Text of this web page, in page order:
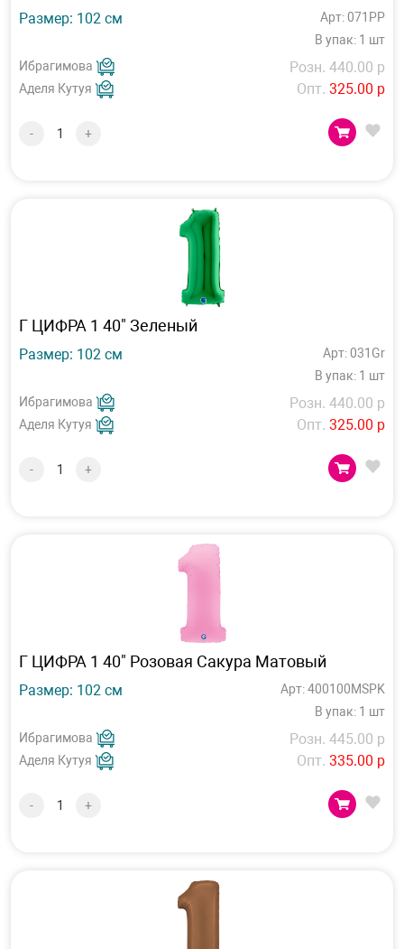
Размер: 102 см
Арт: 071PP
В упак: 1 шт
Ибрагимова
Аделя Кутуя
Розн. 440.00 р
Опт. 325.00 р
- +
Г ЦИФРА 1 40" Зеленый
Размер: 102 см
Арт: 031Gr
В упак: 1 шт
Ибрагимова
Аделя Кутуя
Розн. 440.00 р
Опт. 325.00 р
- +
Г ЦИФРА 1 40" Розовая Сакура Матовый
Размер: 102 см
Арт: 400100MSPK
В упак: 1 шт
Ибрагимова
Аделя Кутуя
Розн. 445.00 р
Опт. 335.00 р
- +